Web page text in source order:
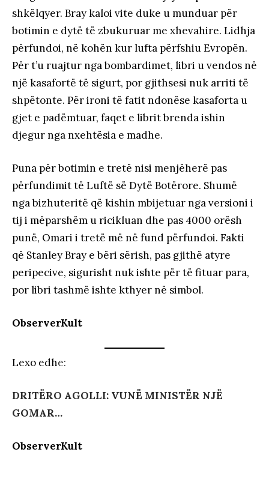
shkëlqyer. Bray kaloi vite duke u munduar për
botimin e dytë të zbukuruar me xhevahire. Lidhja
përfundoi, në kohën kur lufta përfshiu Evropën.
Për t’u ruajtur nga bombardimet, libri u vendos në
një kasafortë të sigurt, por gjithsesi nuk arriti të
shpëtonte. Për ironi të fatit ndonëse kasaforta u
gjet e padëmtuar, faqet e librit brenda ishin
djegur nga nxehtësia e madhe.
Puna për botimin e tretë nisi menjëherë pas
përfundimit të Luftë së Dytë Botërore. Shumë
nga bizhuteritë që kishin mbijetuar nga versioni i
tij i mëparshëm u ricikluan dhe pas 4000 orësh
punë, Omari i tretë më në fund përfundoi. Fakti
që Stanley Bray e bëri sërish, pas gjithë atyre
peripecive, sigurisht nuk ishte për të fituar para,
por libri tashmë ishte kthyer në simbol.
ObserverKult
Lexo edhe:
DRITËRO AGOLLI: VUNË MINISTËR NJË
GOMAR…
ObserverKult